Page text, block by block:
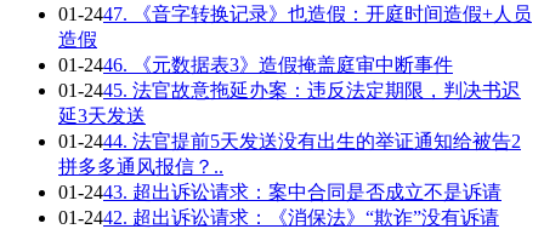
01-2447. 《音字转换记录》也造假：开庭时间造假+人员
造假
01-2446. 《元数据表3》造假掩盖庭审中断事件
01-2445. 法官故意拖延办案：违反法定期限，判决书迟
延3天发送
01-2444. 法官提前5天发送没有出生的举证通知给被告2
拼多多通风报信？..
01-2443. 超出诉讼请求：案中合同是否成立不是诉请
01-2442. 超出诉讼请求：《消保法》“欺诈”没有诉请